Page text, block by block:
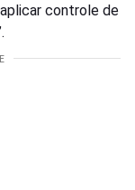
controle de